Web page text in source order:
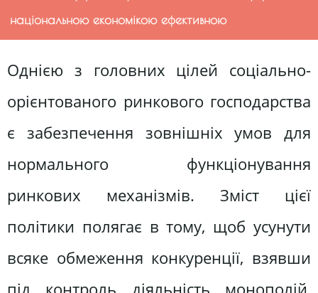
національною економікою ефективною
Однією з головних цілей соціально-
орієнтованого ринкового господарства
є забезпечення зовнішніх умов для
нормального функціонування
ринкових механізмів. Зміст цієї
політики полягає в тому, щоб усунути
всяке обмеження конкуренції, взявши